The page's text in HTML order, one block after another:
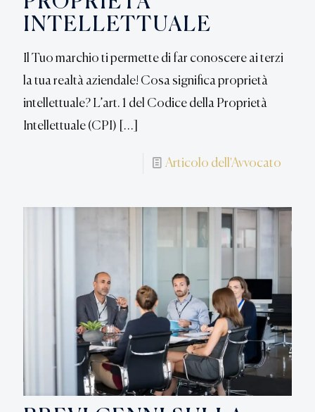
INTELLETTUALE
Il Tuo marchio ti permette di far conoscere ai terzi
la tua realtà aziendale! Cosa significa proprietà
intellettuale? L’art. 1 del Codice della Proprietà
Intellettuale (CPI) […]
Articolo dell'Avvocato